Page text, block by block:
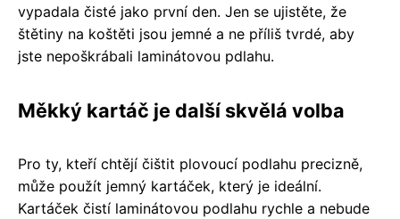
vypadala čisté jako první den. Jen se ujistěte, že
štětiny na koštěti jsou jemné a ne příliš tvrdé, aby
jste nepoškrábali laminátovou pdlahu.
Měkký kartáč je další skvělá volba
Pro ty, kteří chtějí čištit plovoucí podlahu precizně,
může použít jemný kartáček, který je ideální.
Kartáček čistí laminátovou podlahu rychle a nebude